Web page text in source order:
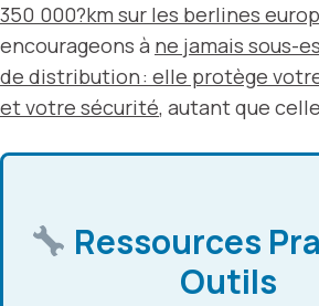
350 000?km sur les berlines
encourageons à ne jamais sous-
de distribution : elle protège
et votre sécurité, autant que
Ressources
Outils